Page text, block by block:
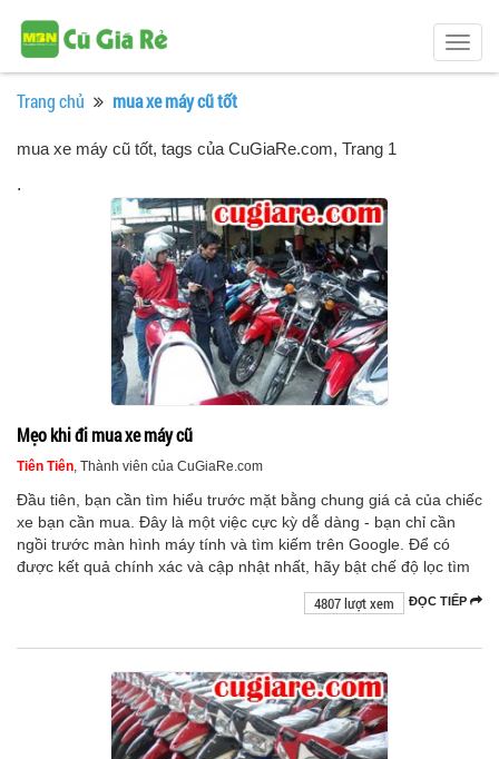
Trang chủ mua xe máy cũ tốt
mua xe máy cũ tốt, tags của CuGiaRe.com, Trang 1
.
Mẹo khi đi mua xe máy cũ
Tiên Tiên, Thành viên của CuGiaRe.com
Đầu tiên, bạn cần tìm hiểu trước mặt bằng chung giá cả của chiếc
xe bạn cần mua. Đây là một việc cực kỳ dễ dàng - bạn chỉ cần
ngồi trước màn hình máy tính và tìm kiếm trên Google. Để có
được kết quả chính xác và cập nhật nhất, hãy bật chế độ lọc tìm
ĐỌC TIẾP
4807 lượt xem